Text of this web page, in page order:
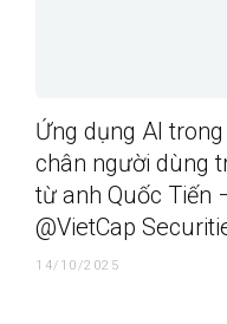
Ứng dụng AI
chân người dùng
từ anh Quốc Tiến
@VietCap
14/10/2025